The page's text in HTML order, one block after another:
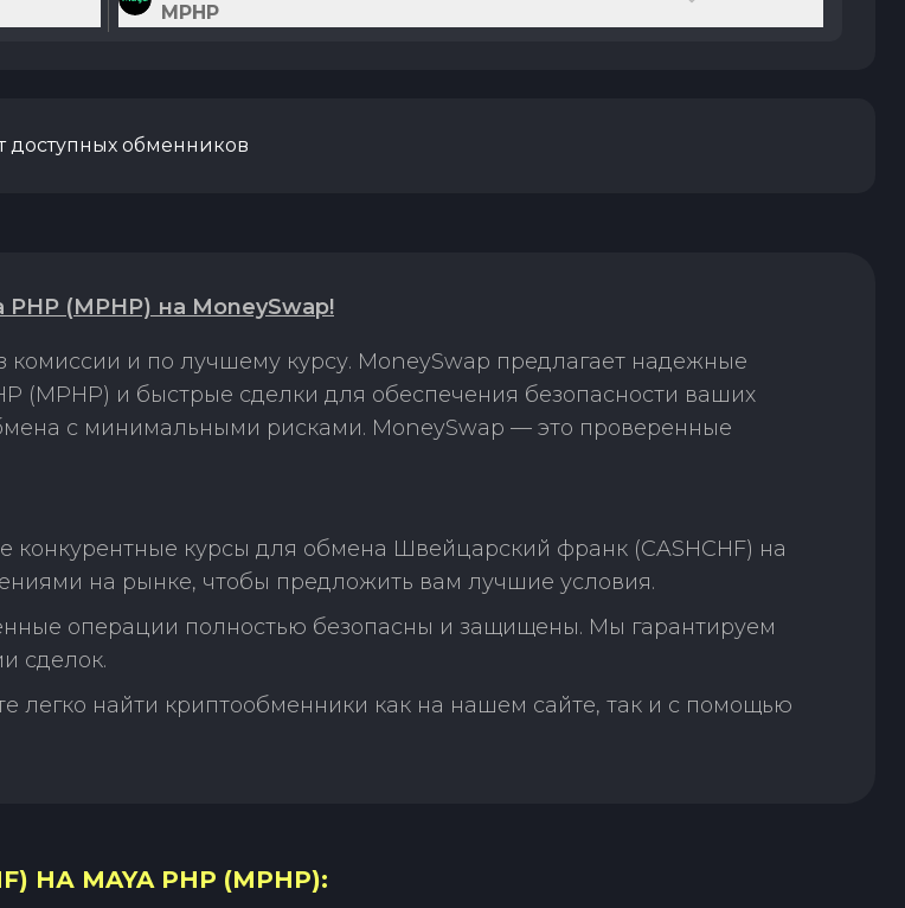
MPHP
доступных обменников
(MPHP) на MoneySwap!
и по лучшему курсу. MoneySwap предлагает надежные
(MPHP) и быстрые сделки для обеспечения безопасности ваших
с минимальными рисками. MoneySwap — это проверенные
курсы для обмена Швейцарский франк (CASHCHF) на
на рынке, чтобы предложить вам лучшие условия.
операции полностью безопасны и защищены. Мы гарантируем
сделок.
легко найти криптообменники как на нашем сайте, так и с помощью
MAYA PHP (MPHP):